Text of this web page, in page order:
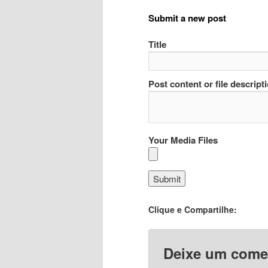
Submit a new post
Title
Post content or file
Your Media Files
Clique e Compartilhe:
Deixe um